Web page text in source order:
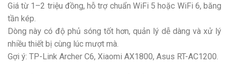
Giá từ 1–2 triệu đồng, hỗ trợ chuẩn WiFi 5 hoặc WiFi 6, băng
tần kép.
Dòng này có độ phủ sóng tốt hơn, quản lý dễ dàng và xử lý
nhiều thiết bị cùng lúc mượt mà.
Gợi ý: TP-Link Archer C6, Xiaomi AX1800, Asus RT-AC1200.